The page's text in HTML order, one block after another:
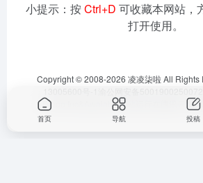
小提示：按Ctrl+D 可收藏本网站，
打开使用。
Copyright © 2008-2026 凌凌柒啦 All Rights
Dlaoo.Inc
Awalab| 本站运行在 由
首页 导航 投稿